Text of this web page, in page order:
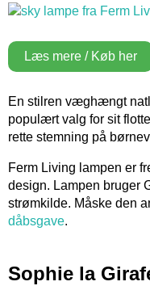
Læs mere / Køb her
En stilren væghængt
populært valg for sit
rette stemning på
Ferm Living lampen er
design. Lampen bruger
strømkilde. Måske den
dåbsgave.
Sophie la